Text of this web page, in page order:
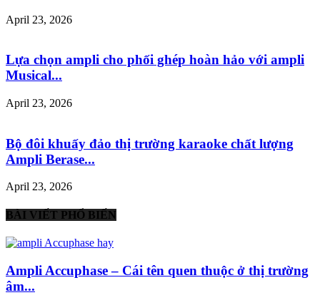
April 23, 2026
Lựa chọn ampli cho phối ghép hoàn hảo với ampli
Musical...
April 23, 2026
Bộ đôi khuấy đảo thị trường karaoke chất lượng
Ampli Berase...
April 23, 2026
BÀI VIẾT PHỔ BIẾN
Ampli Accuphase – Cái tên quen thuộc ở thị trường
âm...